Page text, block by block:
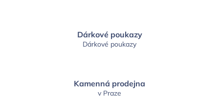
Dárkové poukazy
Dárkové poukazy
Kamenná prodejna
v Praze